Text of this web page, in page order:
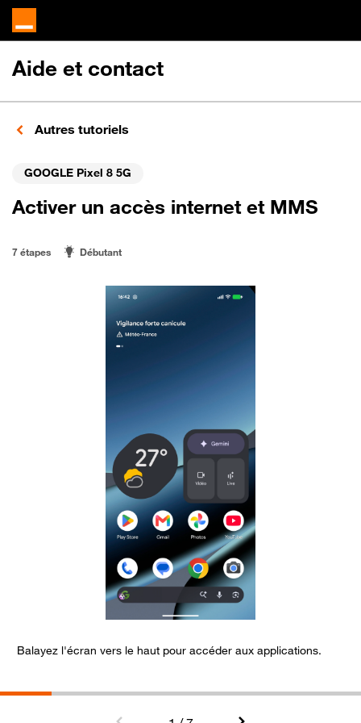
Aide et contact
Autres tutoriels
GOOGLE Pixel 8 5G
Activer un accès internet et MMS
7 étapes Débutant
Balayez l'écran vers le haut pour accéder aux applications.